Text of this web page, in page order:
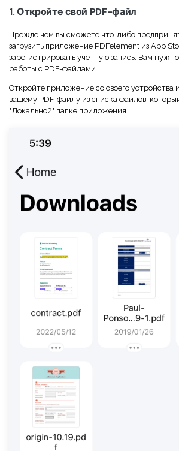
Фрилансер
Все Функции PDF
1. Откройте свой PDF-файл
Прежде чем вы сможете что-либо
загрузить приложение PDFelement из App
зарегистрировать учетную запись. Вам
работы с PDF-файлами.
Откройте приложение со своего устройства
вашему PDF-файлу из списка файлов,
"Локальной" папке приложения.